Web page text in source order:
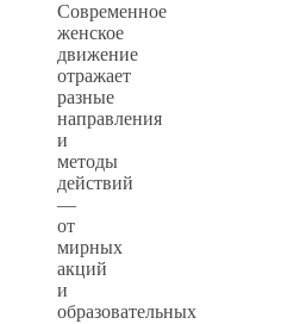
Современное
женское
движение
отражает
разные
направления
и
методы
действий
—
от
мирных
акций
и
образовательных